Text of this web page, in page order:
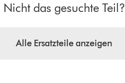
Nicht das gesuchte Teil?
Alle Ersatzteile anzeigen